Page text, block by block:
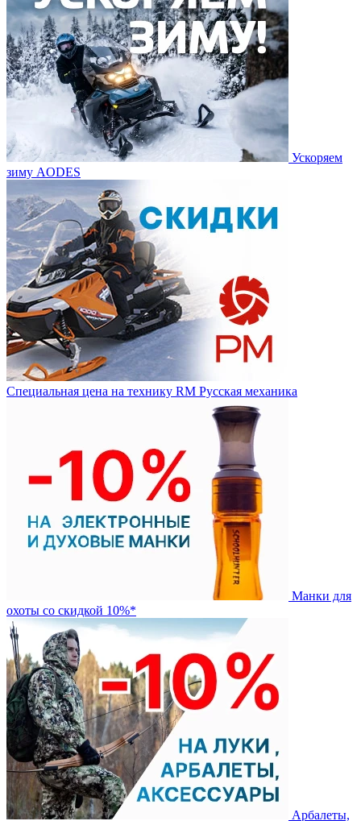
Ускоряем
зиму AODES
Специальная цена на технику RM Русская механика
Манки для
охоты со скидкой 10%*
Арбалеты,